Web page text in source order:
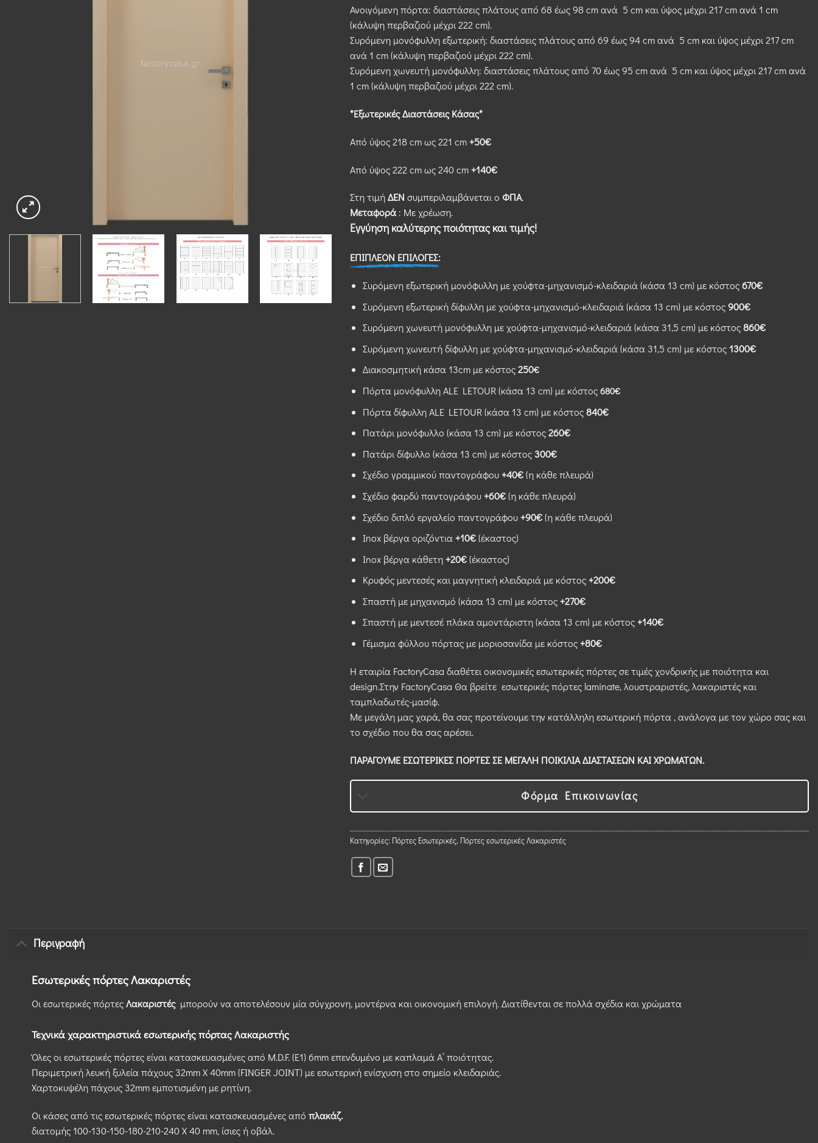
Ανοιγόμενη πόρτα: διαστάσεις πλάτους από 68 έως 98 cm ανά 5 cm και ύψος μέχρι 217 cm ανά 1 cm
(κάλυψη περβαζιού μέχρι 222 cm).
Συρόμενη μονόφυλλη εξωτερική: διαστάσεις πλάτους από 69 έως 94 cm ανά 5 cm και ύψος μέχρι 217 cm
ανά 1 cm (κάλυψη περβαζιού μέχρι 222 cm).
Συρόμενη χωνευτή μονόφυλλη: διαστάσεις πλάτους από 70 έως 95 cm ανά 5 cm και ύψος μέχρι 217 cm ανά
1 cm (κάλυψη περβαζιού μέχρι 222 cm).
*Εξωτερικές Διαστάσεις Κάσας*
Από ύψος 218 cm ως 221 cm+50€
Από ύψος 222 cm ως 240 cm+140€
Στη τιμήΔΕΝ συμπεριλαμβάνεται ο ΦΠΑ.
Μεταφορά: Με χρέωση.
Εγγύηση καλύτερης ποιότητας και τιμής!
ΕΠΙΠΛΕΟΝ ΕΠΙΛΟΓΕΣ:
Συρόμενη εξωτερική μονόφυλλη με χούφτα-μηχανισμό-κλειδαριά (κάσα 13 cm) με κόστος670€
Συρόμενη εξωτερική δίφυλλη με χούφτα-μηχανισμό-κλειδαριά (κάσα 13 cm) με κόστος900€
Συρόμενη χωνευτή μονόφυλλη με χούφτα-μηχανισμό-κλειδαριά (κάσα 31,5 cm) με κόστος860€
Συρόμενη χωνευτή δίφυλλη με χούφτα-μηχανισμό-κλειδαριά (κάσα 31,5 cm) με κόστος1300€
Διακοσμητική κάσα 13cm με κόστος250€
Πόρτα μονόφυλλη ALE LETOUR (κάσα 13 cm) με κόστος 680€
Πόρτα δίφυλλη ALE LETOUR (κάσα 13 cm) με κόστος840€
Πατάρι μονόφυλλο (κάσα 13 cm) με κόστος260€
Πατάρι δίφυλλο (κάσα 13 cm) με κόστος 300€
Σχέδιο γραμμικού παντογράφου+40€(η κάθε πλευρά)
Σχέδιο φαρδύ παντογράφου+60€(η κάθε πλευρά)
Σχέδιο διπλό εργαλείο παντογράφου+90€(η κάθε πλευρά)
Inox βέργα οριζόντια +10€(έκαστος)
Inox βέργα κάθετη+20€(έκαστος)
Κρυφός μεντεσές και μαγνητική κλειδαριά με κόστος+200€
Σπαστή με μηχανισμό (κάσα 13 cm) με κόστος+270€
Σπαστή με μεντεσέ πλάκα αμοντάριστη (κάσα 13 cm) με κόστος+140€
Γέμισμα φύλλου πόρτας με μοριοσανίδα με κόστος+80€
Η εταιρία FactoryCasa διαθέτει οικονομικές εσωτερικές πόρτες σε τιμές χονδρικής με ποιότητα και
design.Στην FactoryCasa Θα βρείτε εσωτερικές πόρτες laminate, λουστραριστές, λακαριστές και
ταμπλαδωτές-μασίφ.
Με μεγάλη μας χαρά, θα σας προτείνουμε την κατάλληλη εσωτερική πόρτα , ανάλογα με τον χώρο σας και
το σχέδιο που θα σας αρέσει.
ΠΑΡΑΓΟΥΜΕ ΕΣΩΤΕΡΙΚΕΣ ΠΟΡΤΕΣ ΣΕ ΜΕΓΑΛΗ ΠΟΙΚΙΛΙΑ ΔΙΑΣΤΑΣΕΩΝ ΚΑΙ ΧΡΩΜΑΤΩΝ.
Φόρμα Επικοινωνίας
Κατηγορίες: Πόρτες Εσωτερικές, Πόρτες εσωτερικές Λακαριστές
Περιγραφή
Εσωτερικές πόρτες Λακαριστές
Οι εσωτερικές πόρτεςΛακαριστέςμπορούν να αποτελέσουν μία σύγχρονη, μοντέρνα και οικονομική επιλογή. Διατίθενται σε πολλά σχέδια και χρώματα
Τεχνικά χαρακτηριστικά εσωτερικής πόρτας Λακαριστής
Όλες οι εσωτερικές πόρτες είναι κατασκευασμένες από M.D.F. (Ε1) 6mm επενδυμένο με καπλαμά Α’ ποιότητας.
Περιμετρική λευκή ξυλεία πάχους 32mm X 40mm (FINGER JOINT) με εσωτερική ενίσχυση στο σημείο κλειδαριάς.
Χαρτοκυψέλη πάχους 32mm εμποτισμένη με ρητίνη.
Οι κάσες από τις εσωτερικές πόρτες είναι κατασκευασμένες από πλακάζ.
διατομής 100-130-150-180-210-240 Χ 40 mm, ίσιες ή οβάλ.